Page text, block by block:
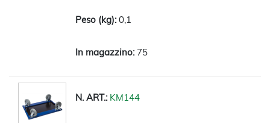
0,1
75
KM144